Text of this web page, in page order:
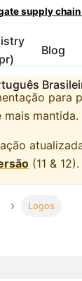
supply
Blog
para
mais mantida.
(11 & 12).
Logos